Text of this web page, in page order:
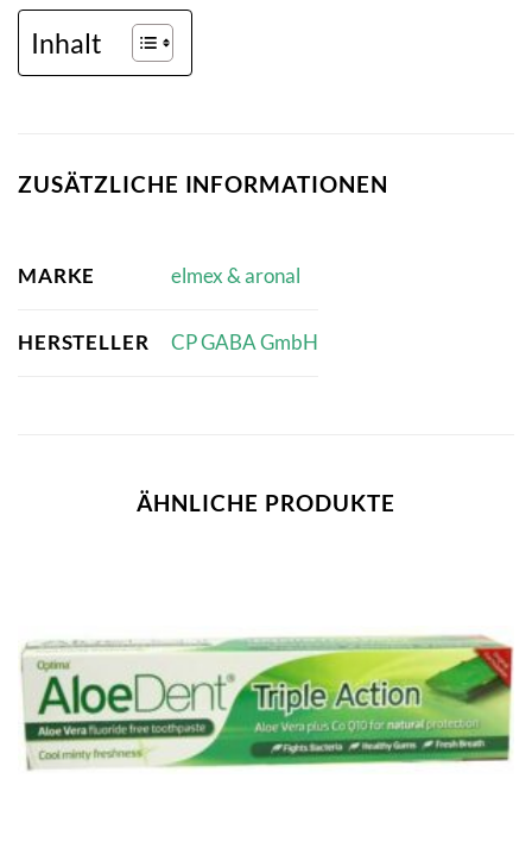
Inhalt
ZUSÄTZLICHE INFORMATIONEN
MARKE elmex & aronal
HERSTELLER CP GABA GmbH
ÄHNLICHE PRODUKTE